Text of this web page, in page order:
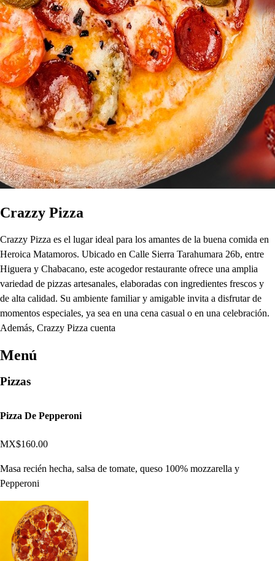
Crazzy Pizza
Crazzy Pizza es el lugar ideal para los amantes de la buena comida en
Heroica Matamoros. Ubicado en Calle Sierra Tarahumara 26b, entre
Higuera y Chabacano, este acogedor restaurante ofrece una amplia
variedad de pizzas artesanales, elaboradas con ingredientes frescos y
de alta calidad. Su ambiente familiar y amigable invita a disfrutar de
momentos especiales, ya sea en una cena casual o en una celebración.
Además, Crazzy Pizza cuenta
Menú
Pizzas
Pizza De Pepperoni
MX$160.00
Masa recién hecha, salsa de tomate, queso 100% mozzarella y
Pepperoni